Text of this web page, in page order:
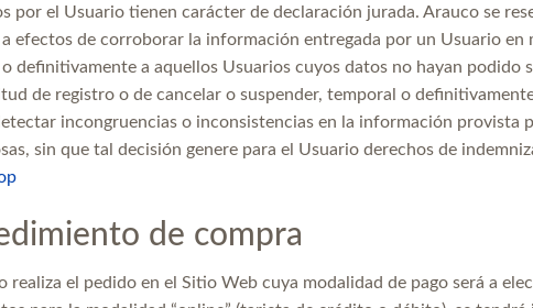
por el Usuario tienen carácter de declaración jurada. Arauco se
efectos de corroborar la información entregada por un Usuario en
definitivamente a aquellos Usuarios cuyos datos no hayan podido
de registro o de cancelar o suspender, temporal o
incongruencias o inconsistencias en la información provista
sin que tal decisión genere para el Usuario derechos de
de compra
realiza el pedido en el Sitio Web cuya modalidad de pago será a